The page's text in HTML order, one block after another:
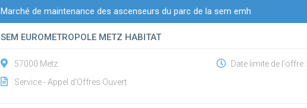
Marché de maintenance des ascenseurs du parc de la sem emh
SEM EUROMETROPOLE METZ HABITAT
57000 Metz
Service - Appel d'Offres Ouvert
Date limite de l'offre :